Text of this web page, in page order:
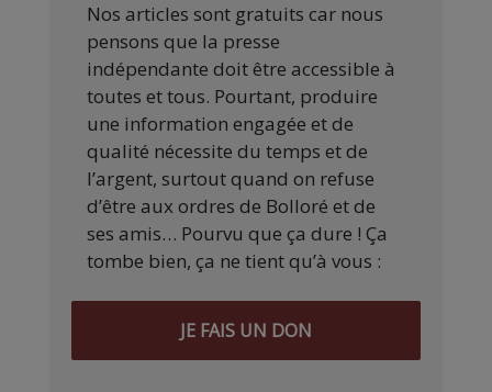
Nos articles sont gratuits car nous
pensons que la presse
indépendante doit être accessible à
toutes et tous. Pourtant, produire
une information engagée et de
qualité nécessite du temps et de
l’argent, surtout quand on refuse
d’être aux ordres de Bolloré et de
ses amis… Pourvu que ça dure ! Ça
tombe bien, ça ne tient qu’à vous :
JE FAIS UN DON